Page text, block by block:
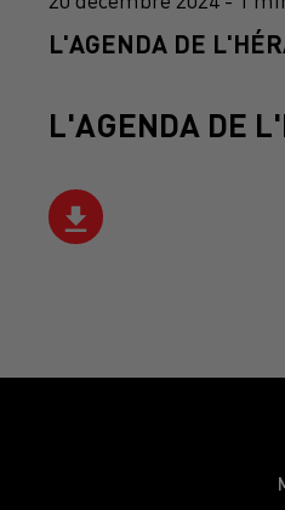
L'AGENDA DE
L'AGENDA DE